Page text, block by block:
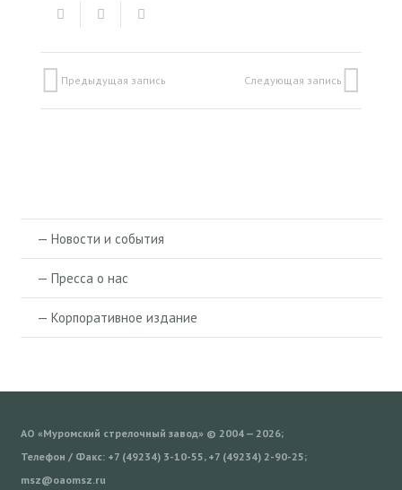
Предыдущая запись Следующая запись
— Новости и события
— Пресса о нас
— Корпоративное издание
АО «Муромский стрелочный завод» © 2004 — 2026;
Телефон / Факс: +7 (49234) 3-10-55, +7 (49234) 2-90-25;
msz@oaomsz.ru